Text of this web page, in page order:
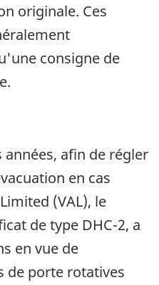
originale. Ces
consigne de
afin de régler
en cas
(VAL), le
de type DHC-2, a
en vue de
de porte rotatives